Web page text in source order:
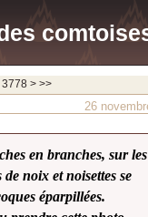
3778 > >>
26
en branches, sur les
noix et noisettes se
éparpillées.